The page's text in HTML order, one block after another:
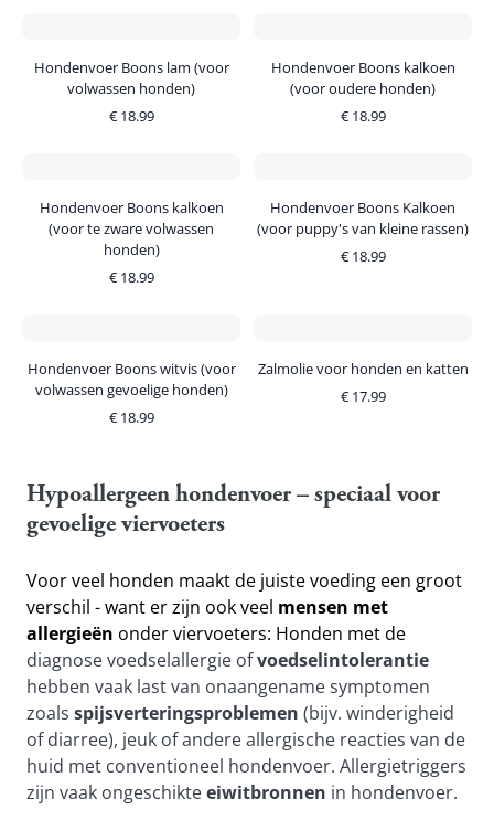
Hondenvoer Boons lam (voor
volwassen honden)
€ 18.99
Hondenvoer Boons kalkoen
(voor oudere honden)
€ 18.99
Hondenvoer Boons kalkoen
(voor te zware volwassen
honden)
€ 18.99
Hondenvoer Boons Kalkoen
(voor puppy's van kleine rassen)
€ 18.99
Hondenvoer Boons witvis (voor
volwassen gevoelige honden)
€ 18.99
Zalmolie voor honden en katten
€ 17.99
Hypoallergeen hondenvoer – speciaal voor
gevoelige viervoeters
Voor veel honden maakt de juiste voeding een groot
verschil - want er zijn ook veel mensen met
allergieën onder viervoeters: Honden met de
diagnose voedselallergie of voedselintolerantie
hebben vaak last van onaangename symptomen
zoals spijsverteringsproblemen (bijv. winderigheid
of diarree), jeuk of andere allergische reacties van de
huid met conventioneel hondenvoer. Allergietriggers
zijn vaak ongeschikte eiwitbronnen in hondenvoer.